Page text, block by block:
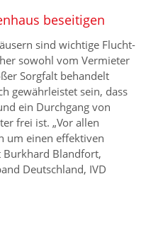
beseitigen
sind wichtige Flucht-
sowohl vom Vermieter
Sorgfalt behandelt
gewährleistet sein, dass
ein Durchgang von
frei ist. „Vor allen
um einen effektiven
Burkhard Blandfort,
Deutschland, IVD